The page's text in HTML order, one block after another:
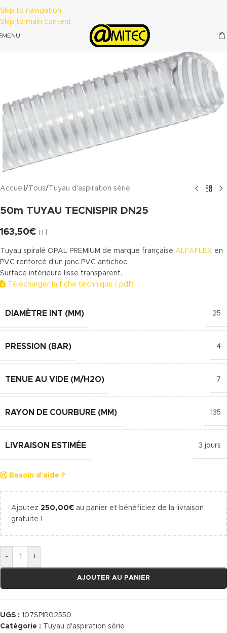
Skip to navigation
Skip to main content
MENU
Accueil / Tous/ Tuyau d'aspiration série
50m TUYAU TECNISPIR DN25
163,50€ HT
Tuyau spiralé OPAL PREMIUM de marque française ALFAFLEX en
PVC renforcé d’un jonc PVC antichoc.
Surface intérieure lisse transparent.
Télécharger la fiche technique (.pdf)
DIAMÈTRE INT (MM) 25
PRESSION (BAR) 4
TENUE AU VIDE (M/H2O) 7
RAYON DE COURBURE (MM) 135
LIVRAISON ESTIMÉE 3 jours
Besoin d'aide ?
Ajoutez 250,00€ au panier et bénéficiez de la livraison
gratuite !
- +
AJOUTER AU PANIER
UGS : 107SPIR02550
Catégorie :
Tuyau d'aspiration série